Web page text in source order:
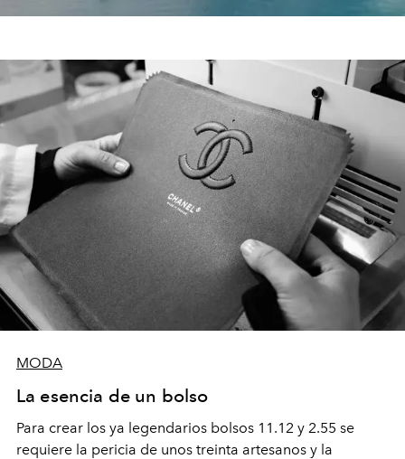
MODA
La esencia de un bolso
Para crear los ya legendarios bolsos 11.12 y 2.55 se
requiere la pericia de unos treinta artesanos y la